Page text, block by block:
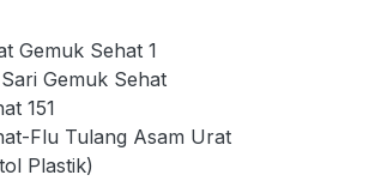
Gemuk Sehat 1
Gemuk Sehat
151
Flu Tulang Asam Urat
Plastik)